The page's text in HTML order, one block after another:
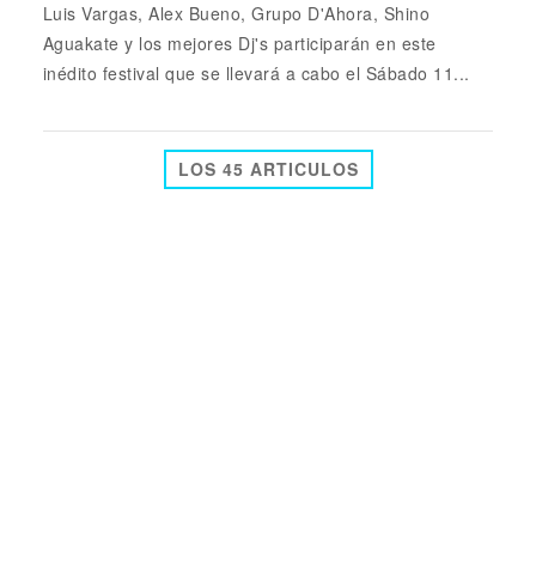
Luis Vargas, Alex Bueno, Grupo D'Ahora, Shino
Aguakate y los mejores Dj's participarán en este
inédito festival que se llevará a cabo el Sábado 11...
LOS 45 ARTICULOS